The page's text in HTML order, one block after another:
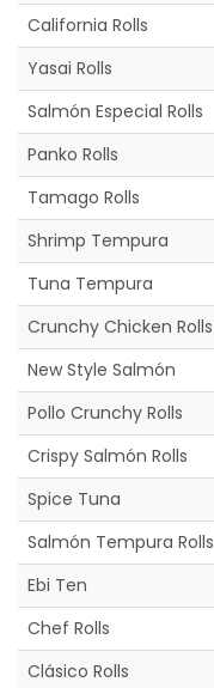
California Rolls
Yasai Rolls
Salmón Especial Rolls
Panko Rolls
Tamago Rolls
Shrimp Tempura
Tuna Tempura
Crunchy Chicken Rolls
New Style Salmón
Pollo Crunchy Rolls
Crispy Salmón Rolls
Spice Tuna
Salmón Tempura Rolls
Ebi Ten
Chef Rolls
Clásico Rolls